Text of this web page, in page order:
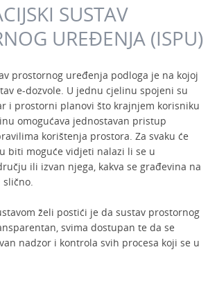
SUSTAV
UREĐENJA (ISPU)
prostornog uređenja podloga je na kojoj
e-dozvole. U jednu cjelinu spojeni su
i prostorni planovi što krajnjem korisniku
omogućava jednostavan pristup
korištenja prostora. Za svaku će
biti moguće vidjeti nalazi li se u
ili izvan njega, kakva se građevina na
želi postići je da sustav prostornog
svima dostupan te da se
nadzor i kontrola svih procesa koji se u